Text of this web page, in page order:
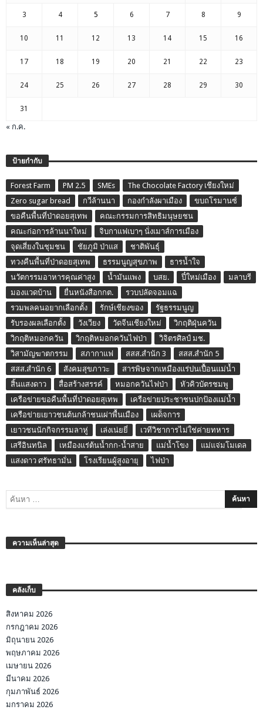
3 4 5 6 7 8 9
10 11 12 13 14 15 16
17 18 19 20 21 22 23
24 25 26 27 28 29 30
31
« ก.ค.
ป้ายกำกับ
Forest Farm PM 2.5 SMEs
The Chocolate Factory เชียงใหม่
Zero sugar bread
กวีล้านนา กองกำลังผาเมือง
ขบถโรมานซ์
ขอคืนพื้นที่ป่าดอยสุเทพ
คณะกรรมการสิทธิมนุษยชน
คณะก่อการล้านนาใหม่
จิบกาแฟเบาๆ นั่งเมาส์การเมือง
จุดเสี่ยงในชุมชน
ชัยภูมิ ป่าแส
ชาติพันธุ์
ทวงคืนพื้นที่ป่าดอยสุเทพ
ธรรมนูญสุขภาพ
ธารน้ำใจ
นวัตกรรมอาหารคุณค่าสูง
น้ำมันแพง บสย. ปี๋ใหม่เมือง
มลาบรี
มองแวดบ้าน
ยื่นหนังสือกกต.
รวบปลัดจอมแฉ
รวมพลคนอยากเลือกตั้ง
รักษ์เชียงของ
รัฐธรรมนูญ
รับรองผลเลือกตั้ง
วังเวียง วัดจีนเชียงใหม่
วิกฤติฝุ่นควัน
วิกฤติหมอกควัน
วิกฤติหมอกควันไฟป่า
วิจิตรศิลป์ มช.
วิสามัญฆาตกรรม
สภากาแฟ สสส.สำนัก 3
สสส.สำนัก 5
สสส.สำนัก 6
สังคมสุขภาวะ
สารพิษจากเหมืองแร่ปนเปื้อนแม่น้ำ
สิ้นแสงดาว
สื่อสร้างสรรค์ หมอกควันไฟป่า
หัวคิวบัตรชมพู
เครือข่ายขอคืนพื้นที่ป่าดอยสุเทพ
เครือข่ายประชาชนปกป้องแม่น้ำ
เครือข่ายเยาวชนต้นกล้าชนเผ่าพื้นเมือง
เผด็จการ
เยาวชนนักกิจกรรมลาหู่
เล่งเน่ยยี่
เวทีวิชาการไม่ใช่ค่ายทหาร
เสรีอินทนิล
เหมืองแร่ต้นน้ำกก-น้ำสาย แม่น้ำโขง
แม่แจ่มโมเดล
แสงดาว ศรัทธามั่น
โรงเรียนผู้สูงอายุ ไฟป่า
ความเห็นล่าสุด
คลังเก็บ
สิงหาคม 2026
กรกฎาคม 2026
มิถุนายน 2026
พฤษภาคม 2026
เมษายน 2026
มีนาคม 2026
กุมภาพันธ์ 2026
มกราคม 2026